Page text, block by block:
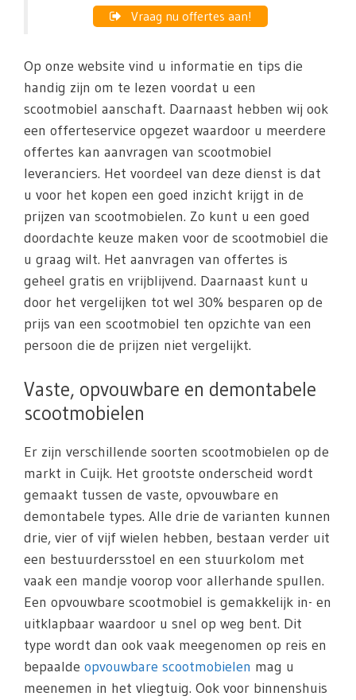
Vraag nu offertes aan!
Op onze website vind u informatie en tips die
handig zijn om te lezen voordat u een
scootmobiel aanschaft. Daarnaast hebben wij ook
een offerteservice opgezet waardoor u meerdere
offertes kan aanvragen van scootmobiel
leveranciers. Het voordeel van deze dienst is dat
u voor het kopen een goed inzicht krijgt in de
prijzen van scootmobielen. Zo kunt u een goed
doordachte keuze maken voor de scootmobiel die
u graag wilt. Het aanvragen van offertes is
geheel gratis en vrijblijvend. Daarnaast kunt u
door het vergelijken tot wel 30% besparen op de
prijs van een scootmobiel ten opzichte van een
persoon die de prijzen niet vergelijkt.
Vaste, opvouwbare en demontabele
scootmobielen
Er zijn verschillende soorten scootmobielen op de
markt in Cuijk. Het grootste onderscheid wordt
gemaakt tussen de vaste, opvouwbare en
demontabele types. Alle drie de varianten kunnen
drie, vier of vijf wielen hebben, bestaan verder uit
een bestuurdersstoel en een stuurkolom met
vaak een mandje voorop voor allerhande spullen.
Een opvouwbare scootmobiel is gemakkelijk in- en
uitklapbaar waardoor u snel op weg bent. Dit
type wordt dan ook vaak meegenomen op reis en
bepaalde opvouwbare scootmobielen mag u
meenemen in het vliegtuig. Ook voor binnenshuis